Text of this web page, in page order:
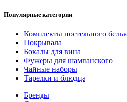
Популярные категории
Комплекты постельного белья
Покрывала
Бокалы для вина
Фужеры для шампанского
Чайные наборы
Тарелки и блюдца
Бренды